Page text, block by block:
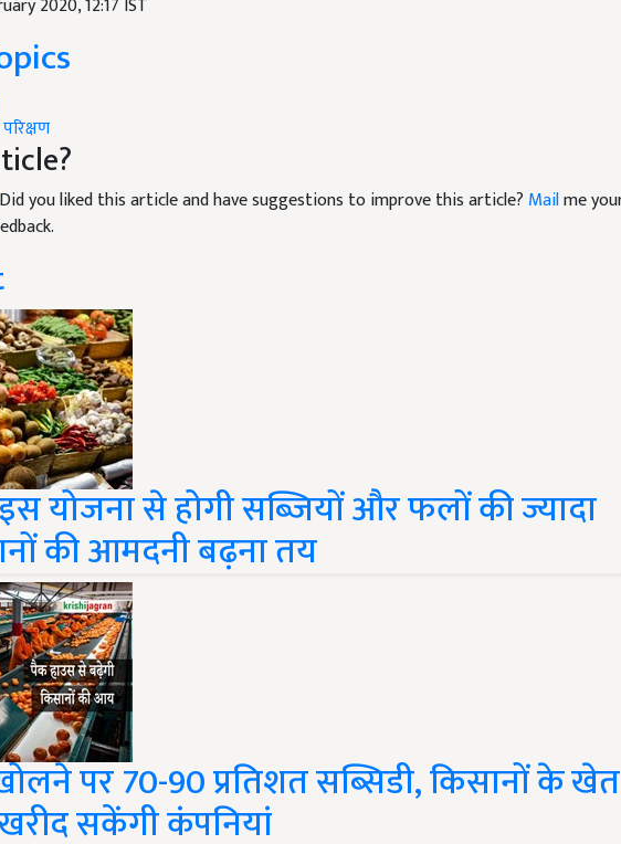
you liked this article and have suggestions to improve this article?
योजना से होगी सब्जियों और फलों की ज्यादा
की आमदनी बढ़ना तय
पर 70-90 प्रतिशत सब्सिडी, किसानों के खेत
सकेंगी कंपनियां